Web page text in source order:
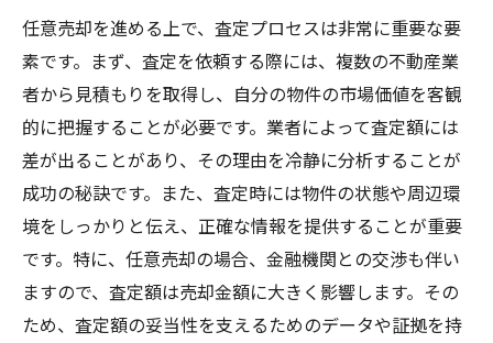
任意売却を進める上で、査定プロセスは非常に重要な要
素です。まず、査定を依頼する際には、複数の不動産業
者から見積もりを取得し、自分の物件の市場価値を客観
的に把握することが必要です。業者によって査定額には
差が出ることがあり、その理由を冷静に分析することが
成功の秘訣です。また、査定時には物件の状態や周辺環
境をしっかりと伝え、正確な情報を提供することが重要
です。特に、任意売却の場合、金融機関との交渉も伴い
ますので、査定額は売却金額に大きく影響します。その
ため、査定額の妥当性を支えるためのデータや証拠を持